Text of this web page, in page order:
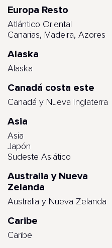
Europa Resto
Atlántico Oriental
Canarias, Madeira, Azores
Alaska
Alaska
Canadá costa este
Canadá y Nueva Inglaterra
Asia
Asia
Japón
Sudeste Asiático
Australia y Nueva
Zelanda
Australia y Nueva Zelanda
Caribe
Caribe